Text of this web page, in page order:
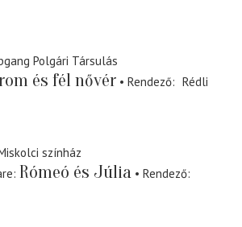
Polgári Társulás
és fél nővér Rendező
Rédli
színház
Rómeó és Júlia
Rendező